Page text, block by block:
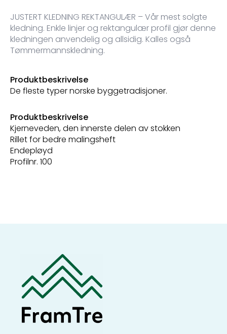
JUSTERT KLEDNING REKTANGULÆR – Vår mest solgte
kledning. Enkle linjer og rektangulær profil gjør denne
kledningen anvendelig og allsidig. Kalles også
Tømmermannskledning.
Produktbeskrivelse
De fleste typer norske byggetradisjoner.
Produktbeskrivelse
Kjerneveden, den innerste delen av stokken
Rillet for bedre malingsheft
Endepløyd
Profilnr. 100